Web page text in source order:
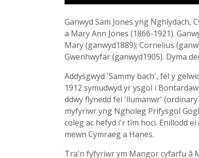
Ganwyd Sam Jones yng Nghlydach,
a Mary Ann Jones (1866-1921).
Mary (ganwyd1889); Cornelius
Gwenhwyfar (ganwyd1905). Dyma
Addysgwyd 'Sammy bach', fel y
1912 symudwyd yr ysgol i
ddwy flynedd fel 'llumanwr'
myfyriwr yng Ngholeg Prifysgol
coleg ac hefyd i'r tîm hoci. Enillodd
mewn Cymraeg a Hanes.
Tra'n fyfyriwr ym Mangor cyfarfu â